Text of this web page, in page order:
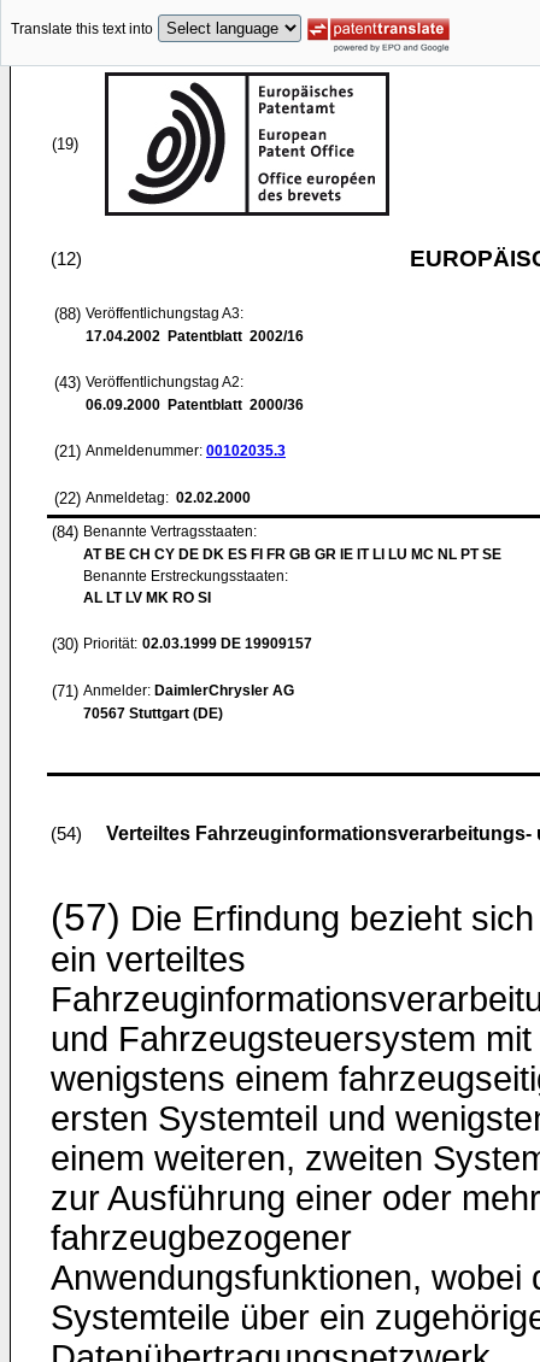
Translate this text into
(19)
(12)
(88) Veröffentlichungstag A3:
17.04.2002 Patentblatt 2002/16
(43) Veröffentlichungstag A2:
06.09.2000 Patentblatt 2000/36
(21) Anmeldenummer: 00102035.3
(22) Anmeldetag: 02.02.2000
(84) Benannte Vertragsstaaten:
AT BE CH CY DE DK ES FI FR GB GR IE IT LI LU MC NL PT SE
Benannte Erstreckungsstaaten:
AL LT LV MK RO SI
(30) Priorität: 02.03.1999 DE 19909157
(71) Anmelder: DaimlerChrysler AG
70567 Stuttgart (DE)
(54) Verteiltes
(57) Die Erfindung bezieht
ein verteiltes
und Fahrzeugsteuersystem mit
wenigstens einem
ersten Systemteil und
einem weiteren, zweiten
zur Ausführung einer oder
fahrzeugbezogener
Anwendungsfunktionen, wobei
Systemteile über ein